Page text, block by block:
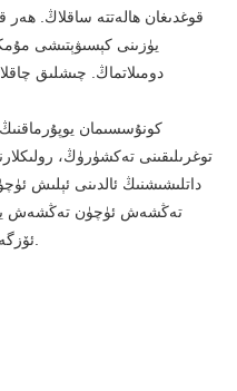
قوغدىغان ھالەتتە ساقلاڭ. ھەر
يۈزىنى كېسىۋېتىشى
دومىلاتماڭ. چىشلىق
كونۇسسىمان يوپۇرماقنىڭ
توغرىلىقىنى تەكشۈرۈڭ،
داتلىشىشنىڭ ئالدىنى ئېلىش
تەڭشەش ئۈچۈن تەڭشەش
ئۆزگەرتىۋېتىدىغان سوقۇلۇشلاردىن ساقلىنىڭ.